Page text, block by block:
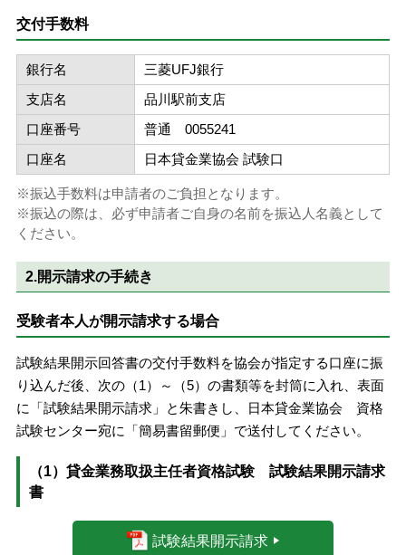
交付手数料
銀行名
三菱UFJ銀行
支店名
品川駅前支店
口座番号
普通 0055241
口座名
日本貸金業協会 試験口
振込手数料は申請者のご負担となります。
振込の際は、必ず申請者ご自身の名前を振込人名義として
ください。
2.開示請求の手続き
受験者本人が開示請求する場合
試験結果開示回答書の交付手数料を協会が指定する口座に振
り込んだ後、次の（1）～（5）の書類等を封筒に入れ、表面
に「試験結果開示請求」と朱書きし、日本貸金業協会 資格
試験センター宛に「簡易書留郵便」で送付してください。
（1）貸金業務取扱主任者資格試験 試験結果開示請求
書
試験結果開示請求